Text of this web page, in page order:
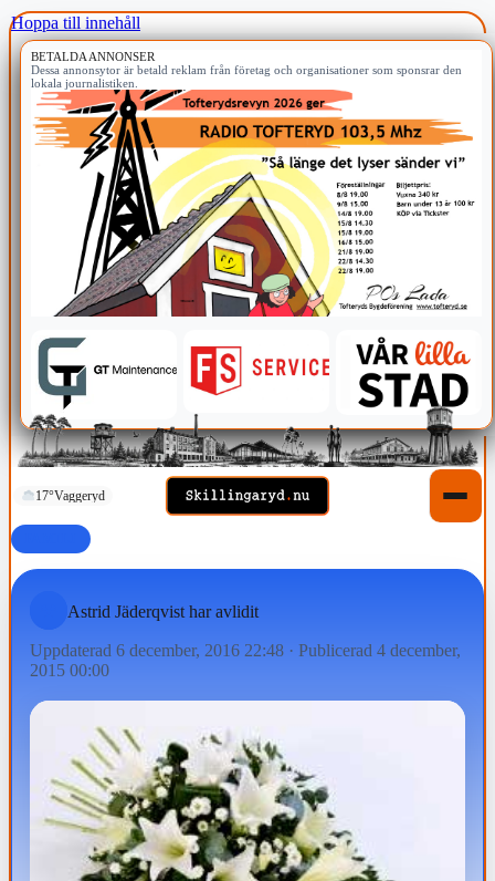
Hoppa till innehåll
BETALDA ANNONSER
Dessa annonsytor är betald reklam från företag och organisationer som sponsrar den
lokala journalistiken.
17°Vaggeryd
Astrid Jäderqvist har avlidit
Uppdaterad 6 december, 2016 22:48 · Publicerad 4 december,
2015 00:00